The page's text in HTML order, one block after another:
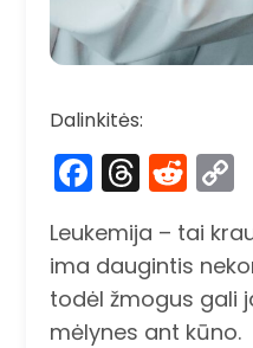
Dalinkitės:
Facebook
Leukemija – tai
ima daugintis
todėl žmogus gali
mėlynes ant kūno.